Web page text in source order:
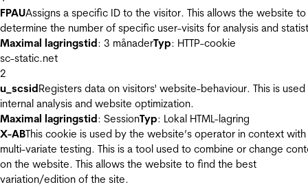
FPAUAssigns a specific ID to the visitor. This allows the website to
determine the number of specific user-visits for analysis and
Maximal lagringstid: 3 månaderTyp: HTTP-cookie
sc-static.net
2
u_scsidRegisters data on visitors' website-behaviour. This is
internal analysis and website optimization.
Maximal lagringstid: SessionTyp: Lokal HTML-lagring
X-ABThis cookie is used by the website’s operator in context with
multi-variate testing. This is a tool used to combine or change
on the website. This allows the website to find the best
variation/edition of the site.